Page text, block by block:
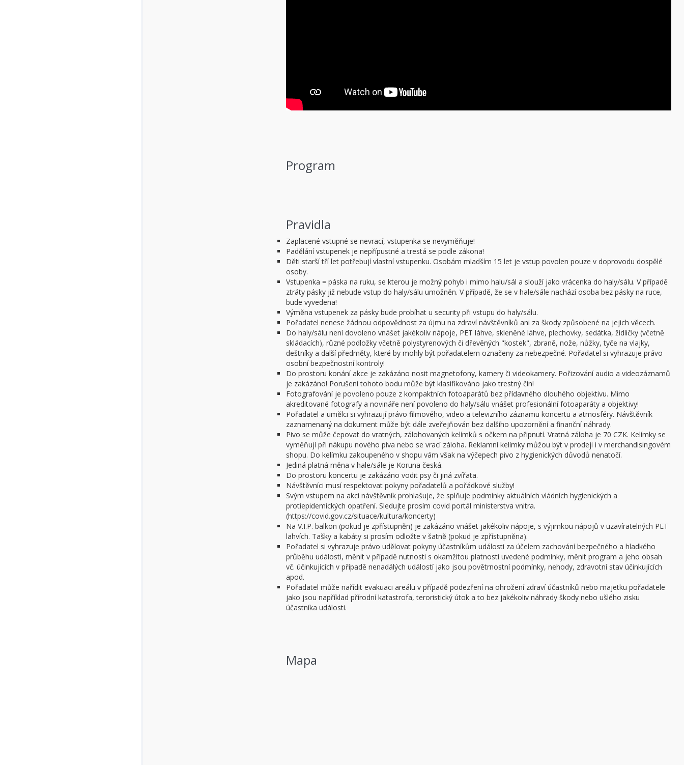
Program
Pravidla
Zaplacené vstupné se nevrací, vstupenka se nevyměňuje!
Padělání vstupenek je nepřípustné a trestá se podle zákona!
Děti starší tří let potřebují vlastní vstupenku. Osobám mladším 15 let je vstup povolen pouze v doprovodu dospělé
osoby.
Vstupenka = páska na ruku, se kterou je možný pohyb i mimo halu/sál a slouží jako vrácenka do haly/sálu. V případě
ztráty pásky již nebude vstup do haly/sálu umožněn. V případě, že se v hale/sále nachází osoba bez pásky na ruce,
bude vyvedena!
Výměna vstupenek za pásky bude probíhat u security při vstupu do haly/sálu.
Pořadatel nenese žádnou odpovědnost za újmu na zdraví návštěvníků ani za škody způsobené na jejich věcech.
Do haly/sálu není dovoleno vnášet jakékoliv nápoje, PET láhve, skleněné láhve, plechovky, sedátka, židličky (včetně
skládacích), různé podložky včetně polystyrenových či dřevěných "kostek", zbraně, nože, nůžky, tyče na vlajky,
deštníky a další předměty, které by mohly být pořadatelem označeny za nebezpečné. Pořadatel si vyhrazuje právo
osobní bezpečnostní kontroly!
Do prostoru konání akce je zakázáno nosit magnetofony, kamery či videokamery. Pořizování audio a videozáznamů
je zakázáno! Porušení tohoto bodu může být klasifikováno jako trestný čin!
Fotografování je povoleno pouze z kompaktních fotoaparátů bez přídavného dlouhého objektivu. Mimo
akreditované fotografy a novináře není povoleno do haly/sálu vnášet profesionální fotoaparáty a objektivy!
Pořadatel a umělci si vyhrazují právo filmového, video a televizního záznamu koncertu a atmosféry. Návštěvník
zaznamenaný na dokument může být dále zveřejňován bez dalšího upozornění a finanční náhrady.
Pivo se může čepovat do vratných, zálohovaných kelímků s očkem na připnutí. Vratná záloha je 70 CZK. Kelímky se
vyměňují při nákupu nového piva nebo se vrací záloha. Reklamní kelímky můžou být v prodeji i v merchandisingovém
shopu. Do kelímku zakoupeného v shopu vám však na výčepech pivo z hygienických důvodů nenatočí.
Jediná platná měna v hale/sále je Koruna česká.
Do prostoru koncertu je zakázáno vodit psy či jiná zvířata.
Návštěvníci musí respektovat pokyny pořadatelů a pořádkové služby!
Svým vstupem na akci návštěvník prohlašuje, že splňuje podmínky aktuálních vládních hygienických a
protiepidemických opatření. Sledujte prosím covid portál ministerstva vnitra.
(https://covid.gov.cz/situace/kultura/koncerty)
Na V.I.P. balkon (pokud je zpřístupněn) je zakázáno vnášet jakékoliv nápoje, s výjimkou nápojů v uzavíratelných PET
lahvích. Tašky a kabáty si prosím odložte v šatně (pokud je zpřístupněna).
Pořadatel si vyhrazuje právo udělovat pokyny účastníkům události za účelem zachování bezpečného a hladkého
průběhu události, měnit v případě nutnosti s okamžitou platností uvedené podmínky, měnit program a jeho obsah
vč. účinkujících v případě nenadálých událostí jako jsou povětrnostní podmínky, nehody, zdravotní stav účinkujících
apod.
Pořadatel může nařídit evakuaci areálu v případě podezření na ohrožení zdraví účastníků nebo majetku pořadatele
jako jsou například přírodní katastrofa, teroristický útok a to bez jakékoliv náhrady škody nebo ušlého zisku
účastníka události.
Mapa